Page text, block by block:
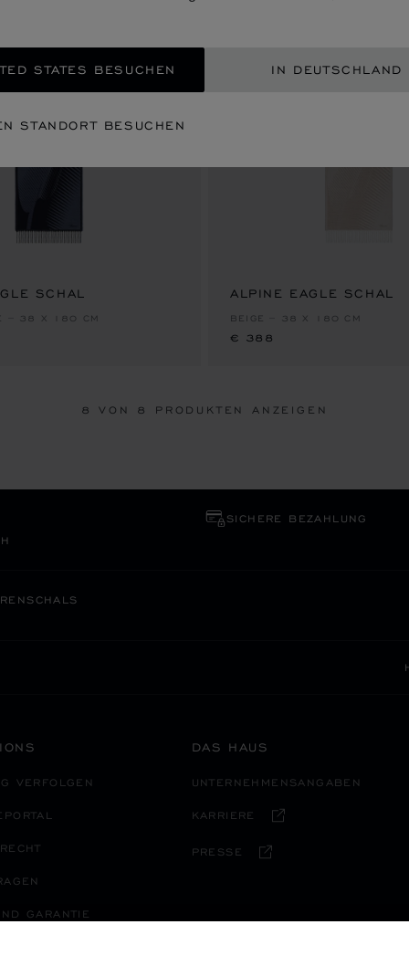
STATES BESUCHEN IN DEUTSCHLAND
STANDORT BESUCHEN
SCHAL
– 38 X 180 CM
ALPINE EAGLE SCHAL
BEIGE – 38 X 180 CM
€ 388
€ 388
8 VON 8 PRODUKTEN ANZEIGEN
SICHERE BEZAHLUNG
VERFOLGEN
GARANTIE
DAS HAUS
UNTERNEHMENSANGABEN
KARRIERE
PRESSE